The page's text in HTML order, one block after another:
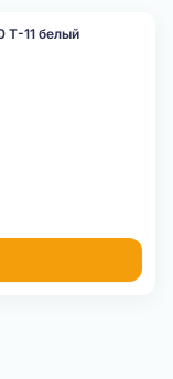
Т-11 белый